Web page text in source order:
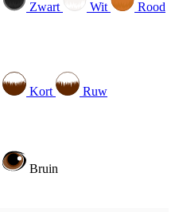
Zwart Wit Rood
Kort Ruw
Bruin